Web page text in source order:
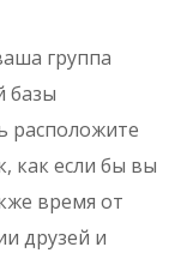
группа
базы
расположите
как если бы вы
время от
друзей и